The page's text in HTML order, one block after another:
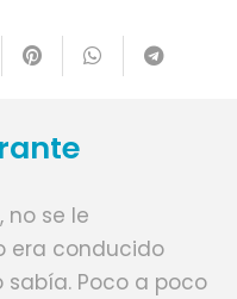
no se le
era conducido
Poco a poco